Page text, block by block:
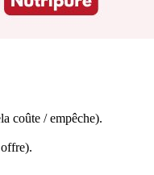
coûte / empêche).